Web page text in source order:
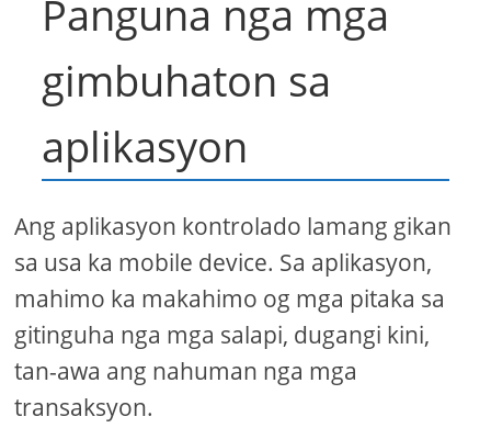
Panguna nga mga
gimbuhaton sa
aplikasyon
Ang aplikasyon kontrolado lamang gikan
sa usa ka mobile device. Sa aplikasyon,
mahimo ka makahimo og mga pitaka sa
gitinguha nga mga salapi, dugangi kini,
tan-awa ang nahuman nga mga
transaksyon.